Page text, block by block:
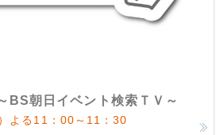
BS朝日イベント検索ＴＶ～
よる11：00～11：30